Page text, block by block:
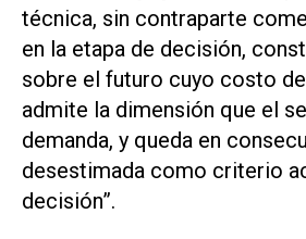
técnica, sin contraparte
en la etapa de decisión,
sobre el futuro cuyo costo
admite la dimensión que el
demanda, y queda en
desestimada como criterio
decisión”.